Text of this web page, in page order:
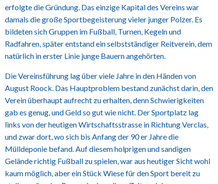
erfolgte die Gründung. Das einzige Kapital des Vereins war
damals die große Sportbegeisterung vieler junger Polzer. Es
bildeten sich Gruppen im Fußball, Turnen, Kegeln und
Radfahren, später entstand ein selbstständiger Reitverein, dem
natürlich in erster Linie junge Bauern angehörten.
Die Vereinsführung lag über viele Jahre in den Händen von
August Roock. Das Hauptproblem bestand zunächst darin, den
Verein überhaupt aufrecht zu erhalten, denn Schwierigkeiten
gab es genug, und Geld so gut wie nicht. Der Sportplatz lag
links von der heutigen Wirtschaftsstrasse in Richtung Verclas,
und zwar dort, wo sich bis Anfang der 90 er Jahre die
Mülldeponie befand. Auf diesem holprigen und sandigen
Gelände richtig Fußball zu spielen, war aus heutiger Sicht wohl
kaum möglich, aber ein Stück Wiese für den Sport bereit zu